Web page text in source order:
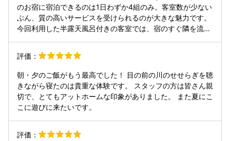
のお宿に宿泊できるのは1日わずか4組のみ。客室数が少ない
ぶん、質の高いサービスを受けられるのが大きな魅力です。
今回利用した半露天風呂付きの客室では、宿のすぐ隣を流れ
を楽しむことができました。料理も非常に手の込んだものば
かりで何を食べても美味しかったですし、食べきれないほど
のボリュームに圧倒されました。 車で数分の場所に芸能の神
様として知られる「天河大辨財天社」があるためか、館内に
は著名人の色紙が数多く飾られていました。ぜひまた再訪し
たいと感じる素晴らしい宿です。
評価：
朝・夕のご飯がもう最高でした！ 目の前の川のせせらぎを聴
きながら寝たのは貴重な体験です。 スタッフの方は皆さん親
切で、とてもアットホームな印象がありました。 また夏にこ
こに遊びに来たいです。
評価：